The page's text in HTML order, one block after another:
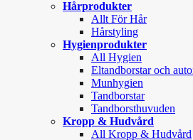
Hårprodukter
Allt För Hår
Hårstyling
Hygienprodukter
All Hygien
Eltandborstar och
Munhygien
Tandborstar
Tandborsthuvuden
Kropp & Hudvård
All Kropp & Hudvård